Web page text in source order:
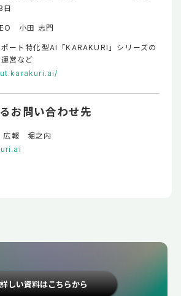
日
小田 志門
ート特化型AI「KARAKURI」シリーズの
運営など
お問い合わせ先
広報 堀之内
詳しい資料はこちらから